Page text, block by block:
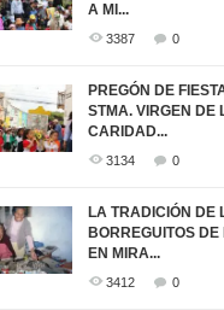
A MI...
3387 0
PREGÓN DE
STMA. VIRGEN DE
CARIDAD...
3134 0
LA TRADICIÓN DE
BORREGUITOS
EN MIRA...
3412 0
3058
-ENCENDIDO DEL
...
MIRA
3438
PRESIDENCIALES
M...
ELECCION
SEGUNDA VUELTA
PRESIDENCIAL EL
VIRTUALES
POR LA PROVINCIA
CARCHI...